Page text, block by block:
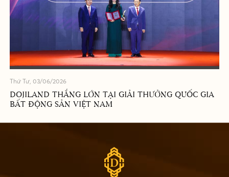
Thứ Tư, 03/06/2026
DOJILAND THẮNG LỚN TẠI GIẢI THƯỞNG QUỐC GIA
BẤT ĐỘNG SẢN VIỆT NAM